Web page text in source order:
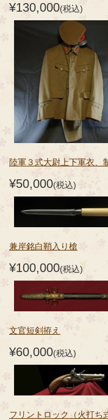
¥130,000(税込)
陸軍３式大尉上下軍衣、
¥50,000(税込)
兼岸銘白鞘入り槍
¥100,000(税込)
文官短剣拵え
¥60,000(税込)
フリントロック（火打ち